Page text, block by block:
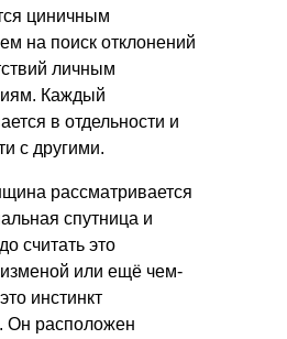
циничным
на поиск отклонений
личным
Каждый
в отдельности и
с другими.
рассматривается
спутница и
считать это
или ещё чем-
инстинкт
Он расположен